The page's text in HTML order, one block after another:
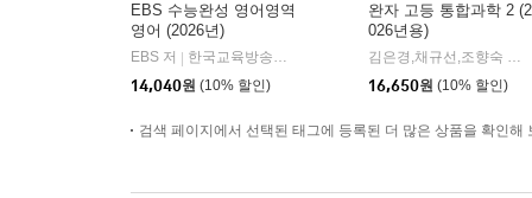
EBS 수능완성 영어영역
영어 (2026년)
EBS 저
한국교육방송공사
14,040원 (10% 할인)
완자 고등 통합과학 2 (2
026년용)
김은경,채규선,조향숙 등저
16,650원 (10% 할인)
검색 페이지에서 선택된 태그에 등록된 더 많은 상품을 확인해